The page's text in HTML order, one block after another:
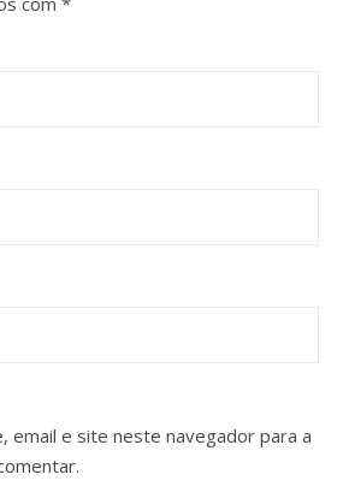
email e site neste navegador para a